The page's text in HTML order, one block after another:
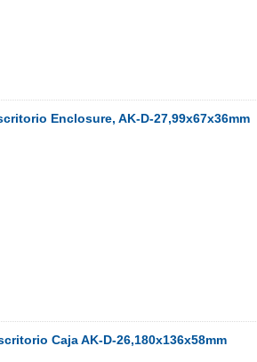
Enclosure, AK-D-27,99x67x36mm
Caja AK-D-26,180x136x58mm